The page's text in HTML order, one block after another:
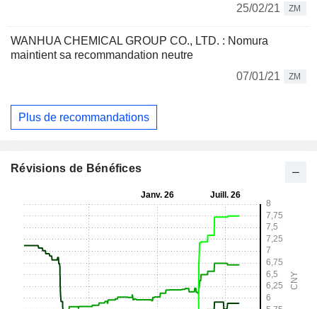
25/02/21
ZM
WANHUA CHEMICAL GROUP CO., LTD. : Nomura
maintient sa recommandation neutre
07/01/21
ZM
Plus de recommandations
Révisions de Bénéfices